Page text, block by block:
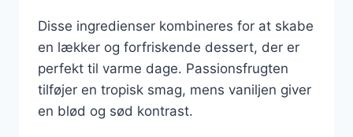
Disse ingredienser kombineres for at skabe
en lækker og forfriskende dessert, der er
perfekt til varme dage. Passionsfrugten
tilføjer en tropisk smag, mens vaniljen giver
en blød og sød kontrast.